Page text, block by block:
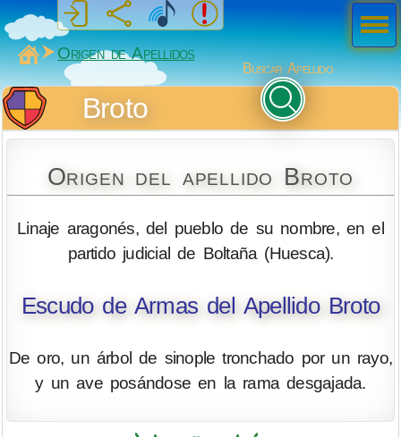
MiSabueso
Origen de Apellidos
Buscar Apellido
Broto
Origen del apellido Broto
Linaje aragonés, del pueblo de su nombre, en el
partido judicial de Boltaña (Huesca).
Escudo de Armas del Apellido Broto
De oro, un árbol de sinople tronchado por un rayo,
y un ave posándose en la rama desgajada.
Men
ú